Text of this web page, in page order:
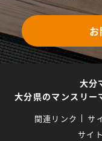
大分
大分県のマンスリー
関連リンク サ
サイ